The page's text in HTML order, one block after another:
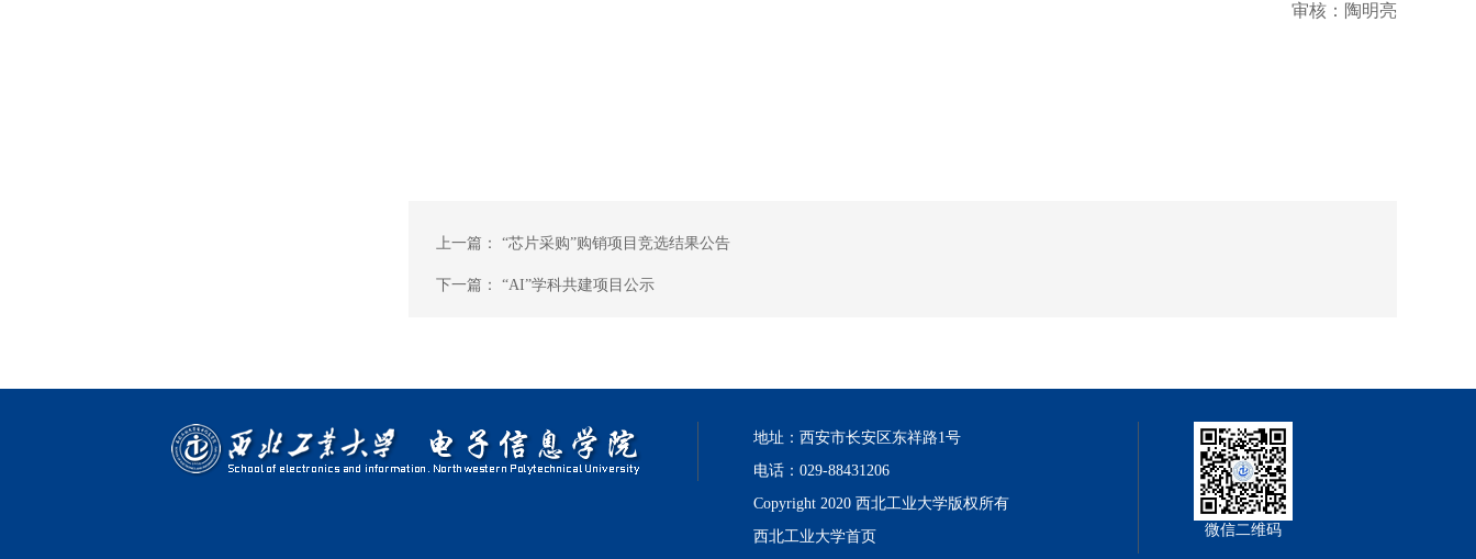
审核：陶明亮
上一篇： “芯片采购”购销项目竞选结果公告
下一篇： “AI”学科共建项目公示
地址：西安市长安区东祥路1号
电话：029-88431206
Copyright 2020 西北工业大学版权所有
西北工业大学首页
微信二维码